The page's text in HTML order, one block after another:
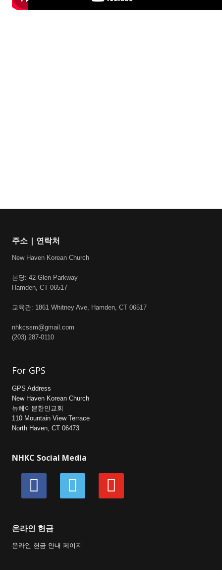
주소 | 연락처
New Haven Korean Church
본당: 42 Glen Parkway
Hamden, CT 06517
교육관: 1861 Whitney Ave, Hamden, CT 06517
nhkcssm@gmail.com
(203) 287-0110
For GPS
GPS Address
New Haven Korean Church
뉴헤이븐한인교회
110 Mountain View Terrace
North Haven, CT 06473
NHKC Social Media
facebook vimeo youtube
온라인 헌금
온라인 헌금 안내 페이지